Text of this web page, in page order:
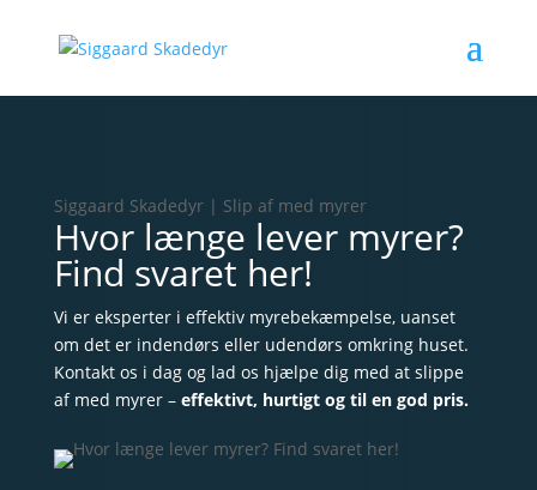
Siggaard Skadedyr | Slip af med myrer
Hvor længe lever myrer?
Find svaret her!
Vi er eksperter i effektiv myrebekæmpelse, uanset
om det er indendørs eller udendørs omkring huset.
Kontakt os i dag og lad os hjælpe dig med at slippe
af med myrer – effektivt, hurtigt og til en god pris.